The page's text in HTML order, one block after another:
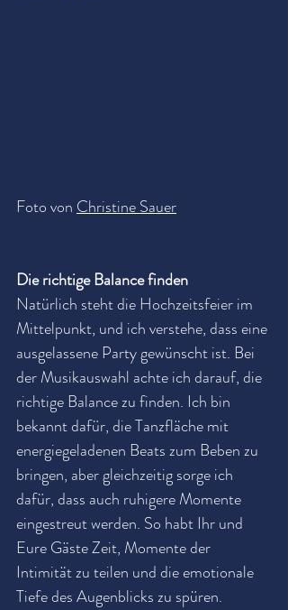
Foto von Christine Sauer
Die richtige Balance finden
Natürlich steht die Hochzeitsfeier im
Mittelpunkt, und ich verstehe, dass eine
ausgelassene Party gewünscht ist. Bei
der Musikauswahl achte ich darauf, die
richtige Balance zu finden. Ich bin
bekannt dafür, die Tanzfläche mit
energiegeladenen Beats zum Beben zu
bringen, aber gleichzeitig sorge ich
dafür, dass auch ruhigere Momente
eingestreut werden. So habt Ihr und
Eure Gäste Zeit, Momente der
Intimität zu teilen und die emotionale
Tiefe des Augenblicks zu spüren.